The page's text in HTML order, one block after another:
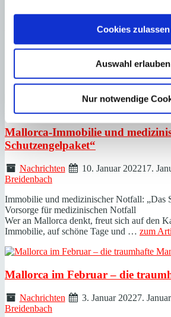
Cookies zulassen
Auswahl erlauben
Nur notwendige
Nachrichten 17. Januar 20225. Juli
Langzeitmiete von Mallorca-Immobilien:
Es gibt viele gute Gründe, weshalb Freunde
Immobilie für eine längere Zeit anmieten:
Mallorca-Immobilie und
Schutzengelpaket“
Nachrichten 10. Januar 202217.
Breidenbach
Immobilie und medizinischer Notfall: „Das
Vorsorge für medizinischen Notfall
Wer an Mallorca denkt, freut sich auf den
Immobilie, auf schöne Tage und … zum
Mallorca im Februar – die
Nachrichten 3. Januar 20227.
Breidenbach